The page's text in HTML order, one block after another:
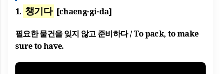
1. 챙기다 [chaeng-gi-da]
필요한 물건을 잊지 않고 준비하다 / To pack, to make
sure to have.